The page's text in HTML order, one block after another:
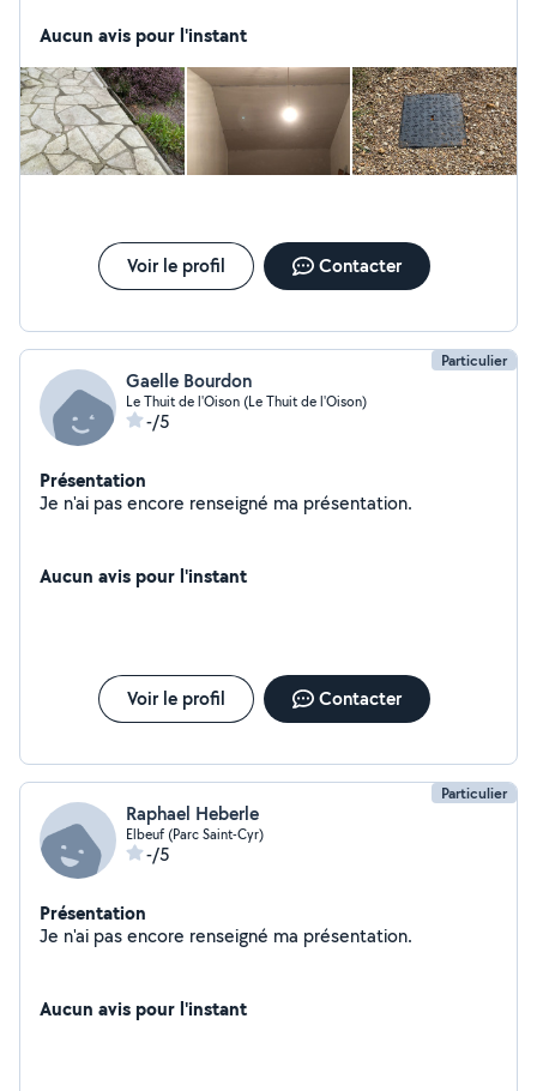
Aucun avis pour l'instant
Voir le profil Contacter
Particulier
Gaelle Bourdon
Le Thuit de l'Oison (Le Thuit de l'Oison)
-/5
Présentation
Je n'ai pas encore renseigné ma présentation.
Aucun avis pour l'instant
Voir le profil Contacter
Particulier
Raphael Heberle
Elbeuf (Parc Saint-Cyr)
-/5
Présentation
Je n'ai pas encore renseigné ma présentation.
Aucun avis pour l'instant